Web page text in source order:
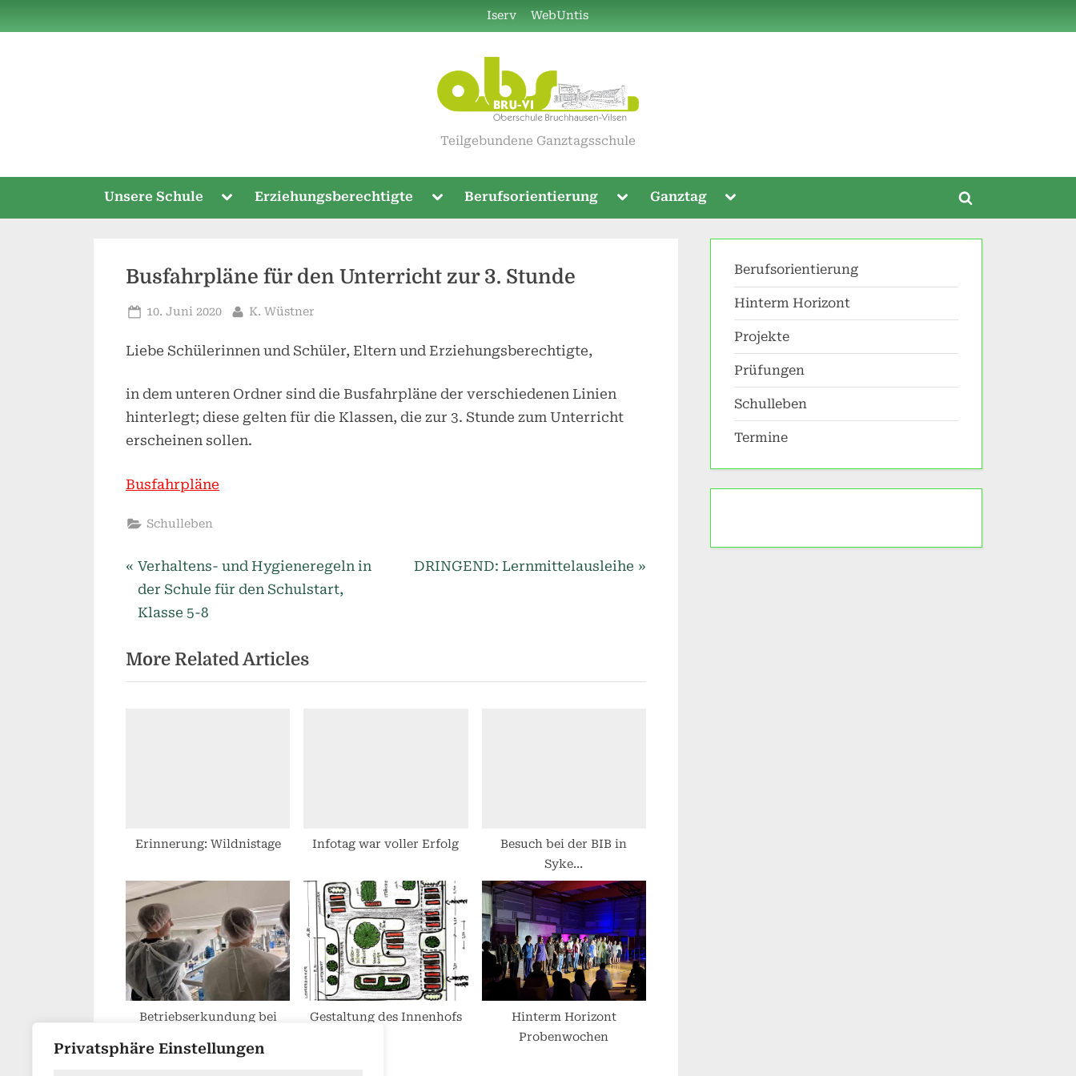
Privatsphäre Einstellungen
to
Iserv WebUntis
Teilgebundene Ganztagsschule
Unsere Schule
Toggle
menu
Erziehungsberechtigte
Toggle
menu
Berufsorientierung
Toggle
menu
Ganztag
Toggle
menu
Toggle
Busfahrpläne für den Unterricht zur 3. Stunde
Posted
10. Juni 2020 By
K. Wüstner
Liebe Schülerinnen und Schüler, Eltern und Erziehungsberechtigte,
in dem unteren Ordner sind die Busfahrpläne der verschiedenen Linien
hinterlegt; diese gelten für die Klassen, die zur 3. Stunde zum Unterricht
erscheinen sollen.
Busfahrpläne
Schulleben
Beitragsnavigation
P
r
e
i
o
:
Verhaltens- und Hygieneregeln in
der Schule für den Schulstart,
Klasse 5-8
N
o
DRINGEND: Lernmittelausleihe
More Related Articles
Erinnerung: Wildnistage Infotag war voller Erfolg
Besuch bei der BIB in
Syke…
Betriebserkundung bei
Gestaltung des Innenhofs
Hinterm Horizont
Probenwochen
Berufsorientierung
Hinterm Horizont
Projekte
Prüfungen
Schulleben
Termine